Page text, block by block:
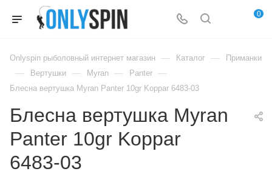
0
Onlyspin рыболовный интернет магазин — Каталог — Приманки
— Вертушки — Myran — Panter —
Блесна вертушка Myran Panter 10gr Koppar 6483-03
Блесна вертушка Myran
Panter 10gr Koppar
6483-03